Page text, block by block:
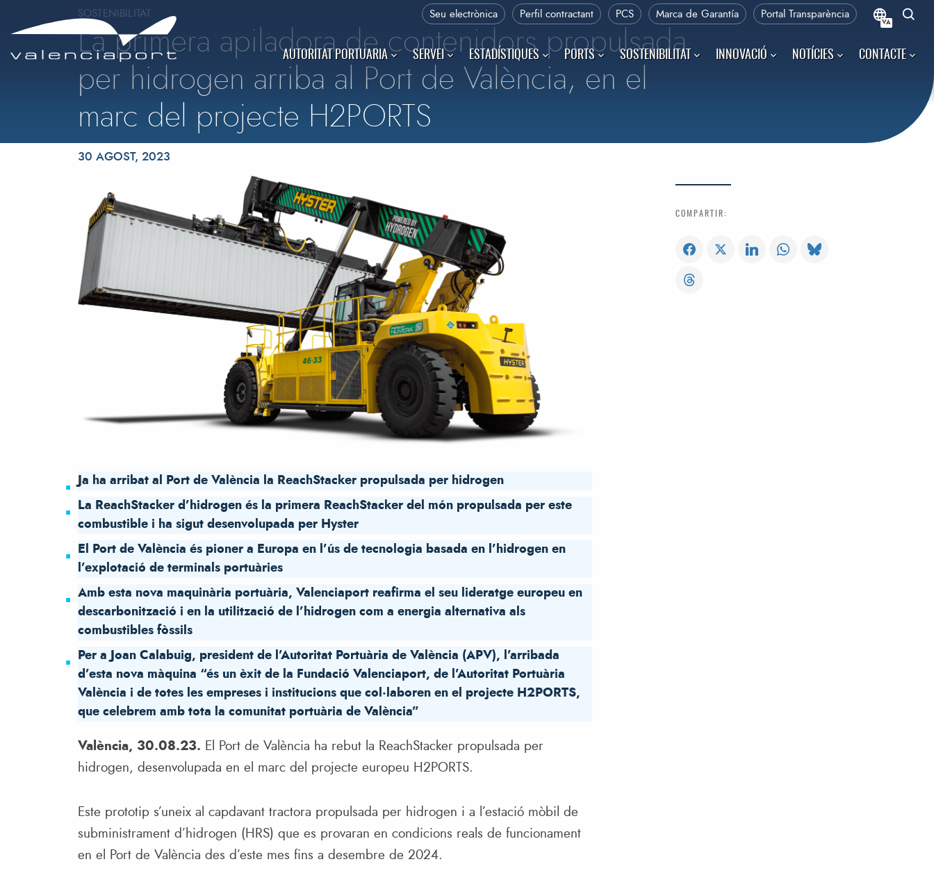
Seu electrònica Perfil contractant PCS Marca de Garantía Portal Transparència
VA
AUTORITAT PORTUARIA SERVEI ESTADÍSTIQUES PORTS SOSTENIBILITAT INNOVACIÓ NOTÍCIES CONTACTE
SOSTENIBILITAT
La primera apiladora de contenidors propulsada
per hidrogen arriba al Port de València, en el
marc del projecte H2PORTS
Posted on
30 AGOST, 2023
Ja ha arribat al Port de València la ReachStacker propulsada per hidrogen
La ReachStacker d’hidrogen és la primera ReachStacker del món propulsada per este
combustible i ha sigut desenvolupada per Hyster
El Port de València és pioner a Europa en l’ús de tecnologia basada en l’hidrogen en
l’explotació de terminals portuàries
Amb esta nova maquinària portuària, Valenciaport reafirma el seu lideratge europeu en
descarbonització i en la utilització de l’hidrogen com a energia alternativa als
combustibles fòssils
Per a Joan Calabuig, president de l’Autoritat Portuària de València (APV), l’arribada
d’esta nova màquina “és un èxit de la Fundació Valenciaport, de l’Autoritat Portuària
València i de totes les empreses i institucions que col·laboren en el projecte H2PORTS,
que celebrem amb tota la comunitat portuària de València”
València, 30.08.23. El Port de València ha rebut la ReachStacker propulsada per
hidrogen, desenvolupada en el marc del projecte europeu H2PORTS.
Este prototip s’uneix al capdavant tractora propulsada per hidrogen i a l’estació mòbil de
subministrament d’hidrogen (HRS) que es provaran en condicions reals de funcionament
en el Port de València des d’este mes fins a desembre de 2024.
COMPARTIR: